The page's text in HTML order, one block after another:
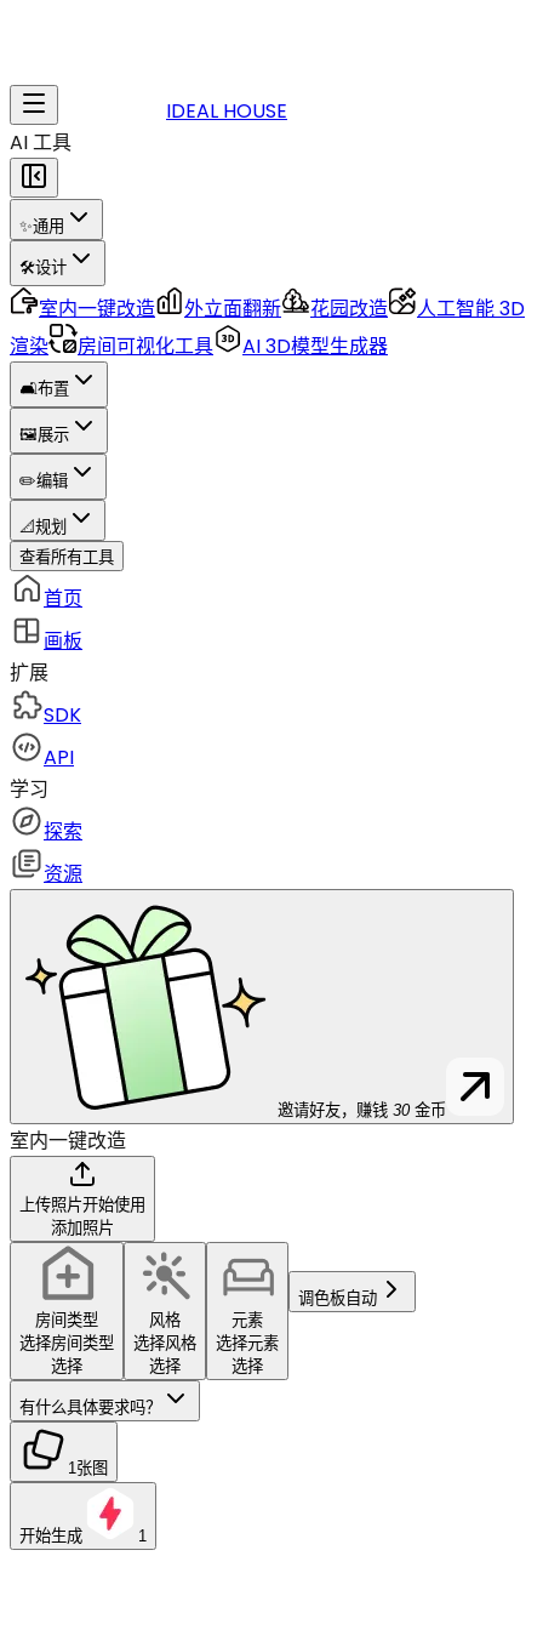
IDEAL HOUSE
AI 工具
✨通用
🛠️设计
室内一键改造 外立面翻新 花园改造
人工智能 3D
渲染
房间可视化工具 AI 3D模型生成器
🛋️布置
🖼️展示
✏️编辑
📐规划
查看所有工具
首页
画板
扩展
SDK
API
学习
探索
资源
邀请好友，赚钱 30 金币
室内一键改造
上传照片开始使用
添加照片
房间类型
选择房间类型
选择
风格
选择风格
选择
元素
选择元素
选择
调色板 自动
有什么具体要求吗？
1张图
开始生成 1